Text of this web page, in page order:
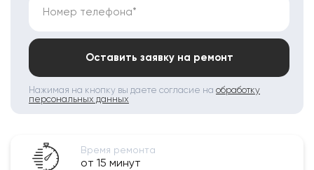
Номер телефона*
Оставить заявку на ремонт
Нажимая на кнопку вы даете согласие на обработку
персональных данных
Время ремонта
от 15 минут